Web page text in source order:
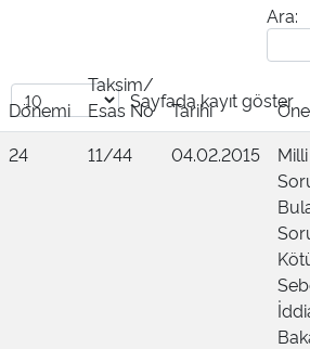
Ara:
Sayfadakayıt göster
Dönemi
Taksim/
Esas No
Tarihi
24
11/44 04.02.2015